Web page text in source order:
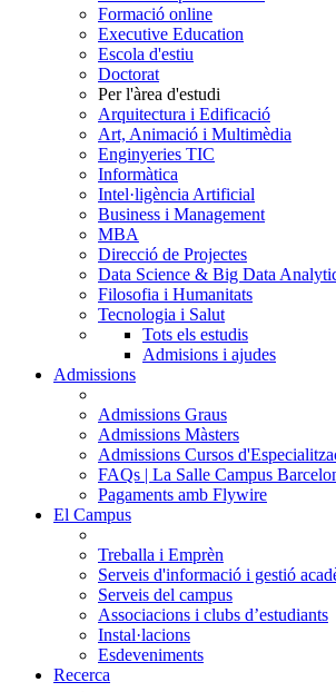
Formació online
Executive Education
Escola d'estiu
Doctorat
Per l'àrea d'estudi
Arquitectura i Edificació
Art, Animació i Multimèdia
Enginyeries TIC
Informàtica
Intel·ligència Artificial
Business i Management
MBA
Direcció de Projectes
Data Science & Big Data
Filosofia i Humanitats
Tecnologia i Salut
Tots els estudis
Admisions i ajudes
Admissions
Admissions Graus
Admissions Màsters
Admissions Cursos
FAQs | La Salle Campus
Pagaments amb Flywire
El Campus
Treballa i Emprèn
Serveis d'informació i gestió
Serveis del campus
Associacions i clubs d’estudiants
Instal·lacions
Esdeveniments
Recerca